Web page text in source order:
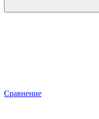
Сравнение